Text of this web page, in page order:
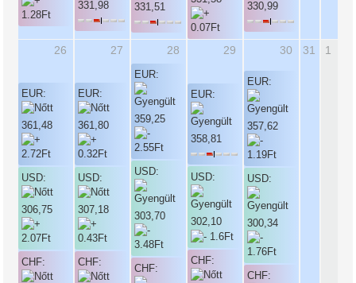
331,98 331,51 330,99
26
EUR:
361,48
USD:
306,75
CHF:
27
EUR:
361,80
USD:
307,18
CHF:
28
EUR:
359,25
USD:
303,70
CHF:
29
EUR:
358,81
USD:
302,10
CHF:
30
EUR:
357,62
USD:
300,34
CHF:
31 1